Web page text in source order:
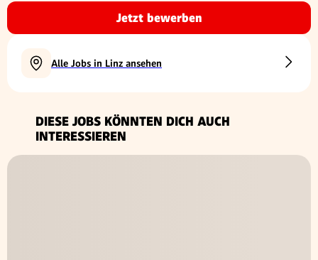
Jetzt bewerben
Alle Jobs in Linz ansehen
DIESE JOBS KÖNNTEN DICH AUCH
INTERESSIEREN